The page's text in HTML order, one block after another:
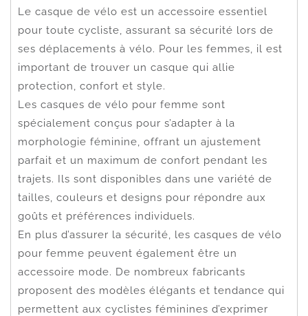
Le casque de vélo est un accessoire essentiel
pour toute cycliste, assurant sa sécurité lors de
ses déplacements à vélo. Pour les femmes, il est
important de trouver un casque qui allie
protection, confort et style.
Les casques de vélo pour femme sont
spécialement conçus pour s’adapter à la
morphologie féminine, offrant un ajustement
parfait et un maximum de confort pendant les
trajets. Ils sont disponibles dans une variété de
tailles, couleurs et designs pour répondre aux
goûts et préférences individuels.
En plus d’assurer la sécurité, les casques de vélo
pour femme peuvent également être un
accessoire mode. De nombreux fabricants
proposent des modèles élégants et tendance qui
permettent aux cyclistes féminines d’exprimer